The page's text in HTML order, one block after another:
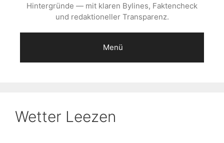
Hintergründe — mit klaren Bylines, Faktencheck
und redaktioneller Transparenz.
Menü
Wetter Leezen